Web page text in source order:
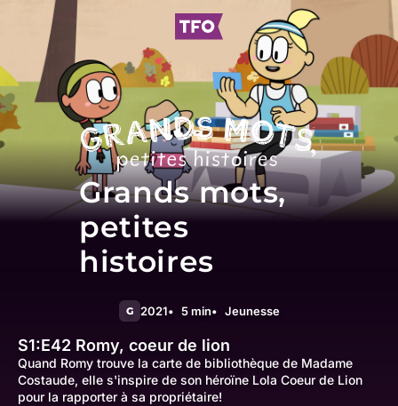
Grands mots,
petites
histoires
G 2021 5 min Jeunesse
S1:E42 Romy, coeur de lion
Quand Romy trouve la carte de bibliothèque de Madame
Costaude, elle s'inspire de son héroïne Lola Coeur de Lion
pour la rapporter à sa propriétaire!